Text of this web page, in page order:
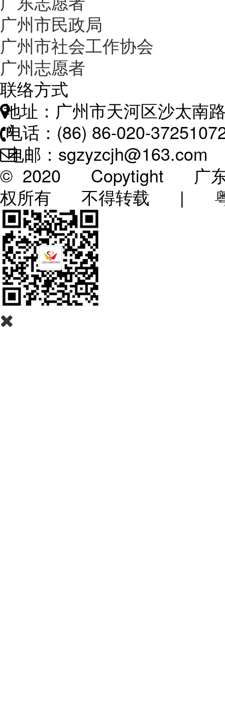
广州市民政局
广州市社会工作协会
广州志愿者
联络方式
地址：广州市天河区沙太南
电话：(86) 86-020-
电邮：sgzyzcjh@163.com
© 2020 Copytight 广东
权所有 不得转载 |